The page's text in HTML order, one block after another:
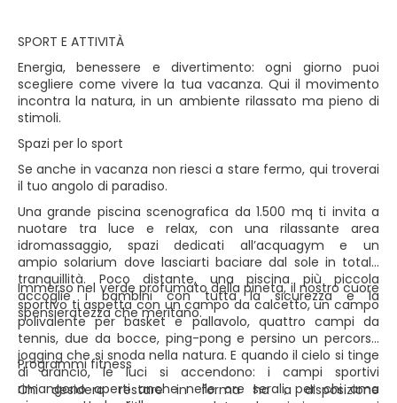
SPORT E ATTIVITÀ
Energia, benessere e divertimento: ogni giorno puoi
scegliere come vivere la tua vacanza. Qui il movimento
incontra la natura, in un ambiente rilassato ma pieno di
stimoli.
Spazi per lo sport
Se anche in vacanza non riesci a stare fermo, qui troverai
il tuo angolo di paradiso.
Una grande piscina scenografica da 1.500 mq ti invita a
nuotare tra luce e relax, con una rilassante area
idromassaggio, spazi dedicati all’acquagym e un
ampio solarium dove lasciarti baciare dal sole in totale
tranquillità. Poco distante, una piscina più piccola
accoglie i bambini con tutta la sicurezza e la
spensieratezza che meritano.
Immerso nel verde profumato della pineta, il nostro cuore
sportivo ti aspetta con un campo da calcetto, un campo
polivalente per basket e pallavolo, quattro campi da
tennis, due da bocce, ping-pong e persino un percorso
jogging che si snoda nella natura. E quando il cielo si tinge
di arancio, le luci si accendono: i campi sportivi
rimangono aperti anche nelle ore serali, per chi ama
Programmi fitness
Chi desidera restare in forma ha a disposizione